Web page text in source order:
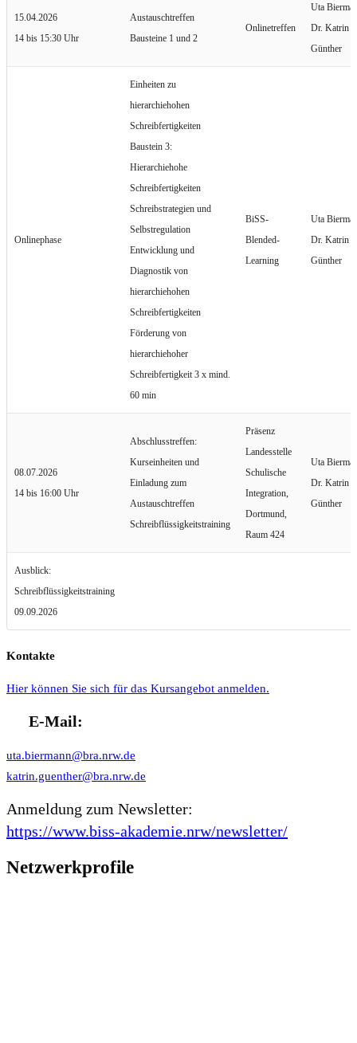
15.04.2026
14 bis 15:30 Uhr
Austauschtreffen
Bausteine 1 und 2
Onlinetreffen
Uta
Dr. Katrin
Günther
Onlinephase
Einheiten zu
hierarchiehohen
Schreibfertigkeiten
Baustein 3:
Hierarchiehohe
Schreibfertigkeiten
Schreibstrategien und
Selbstregulation
Entwicklung und
Diagnostik von
hierarchiehohen
Schreibfertigkeiten
Förderung von
hierarchiehoher
Schreibfertigkeit 3 x mind.
60 min
BiSS-
Blended-
Learning
Uta
Dr. Katrin
Günther
08.07.2026
14 bis 16:00 Uhr
Abschlusstreffen:
Kurseinheiten und
Einladung zum
Austauschtreffen
Schreibflüssigkeitstraining
Präsenz
Landesstelle
Schulische
Integration,
Dortmund,
Raum 424
Uta
Dr. Katrin
Günther
Ausblick:
Schreibflüssigkeitstraining
09.09.2026
Kontakte
Hier können Sie sich für das Kursangebot anmelden.
E-Mail:
uta.biermann@bra.nrw.de
katrin.guenther@bra.nrw.de
Anmeldung zum Newsletter:
https://www.biss-akademie.nrw/newsletter/
Netzwerkprofile